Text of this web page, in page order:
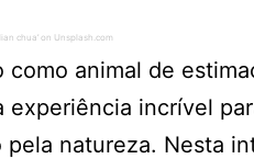
chua’ on Unsplash.com
animal de
incrível
natureza. Nesta